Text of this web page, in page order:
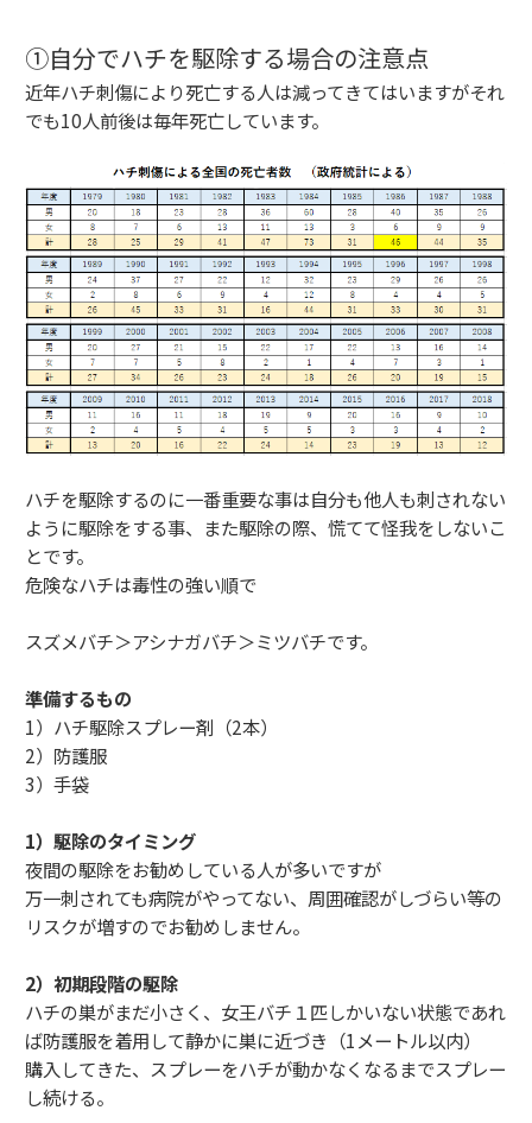
①自分でハチを駆除する場合の注意点
近年ハチ刺傷により死亡する人は減ってきてはいますがそれ
でも10人前後は毎年死亡しています。
ハチを駆除するのに一番重要な事は自分も他人も刺されない
ように駆除をする事、また駆除の際、慌てて怪我をしないこ
とです。
危険なハチは毒性の強い順で
スズメバチ＞アシナガバチ＞ミツバチです。
準備するもの
1）ハチ駆除スプレー剤（2本）
2）防護服
3）手袋
1）駆除のタイミング
夜間の駆除をお勧めしている人が多いですが
万一刺されても病院がやってない、周囲確認がしづらい等の
リスクが増すのでお勧めしません。
2）初期段階の駆除
ハチの巣がまだ小さく、女王バチ１匹しかいない状態であれ
ば防護服を着用して静かに巣に近づき（1メートル以内）
購入してきた、スプレーをハチが動かなくなるまでスプレー
し続ける。